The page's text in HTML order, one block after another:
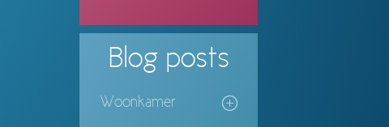
Blog posts
Woonkamer